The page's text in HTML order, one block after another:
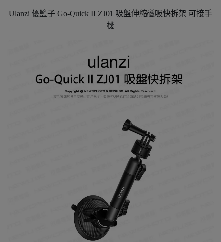
Ulanzi 優籃子 Go-Quick II ZJ01 吸盤伸縮磁吸快拆架 可接手
機